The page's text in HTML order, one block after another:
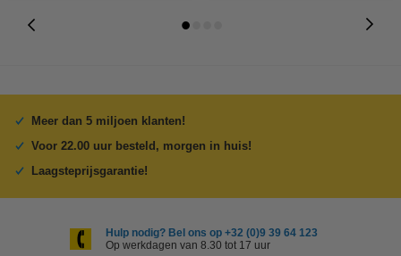
Meer dan 5 miljoen klanten!
Voor 22.00 uur besteld, morgen in huis!
Laagsteprijsgarantie!
Hulp nodig? Bel ons op +32 (0)9 39 64 123
Op werkdagen van 8.30 tot 17 uur